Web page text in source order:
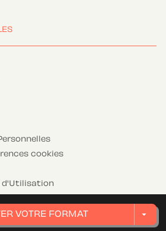
VOTRE FORMAT arrow_drop_down
cookies
d'Utilisation